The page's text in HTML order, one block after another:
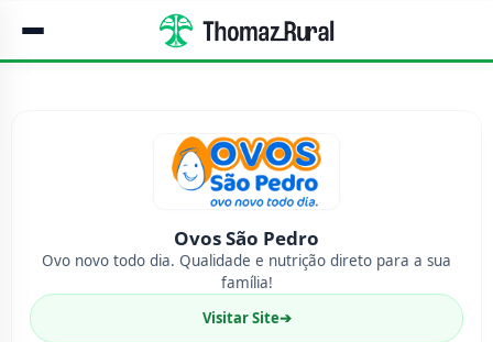
Ovos São Pedro
Ovo novo todo dia. Qualidade e nutrição direto para a sua
família!
Visitar Site➔